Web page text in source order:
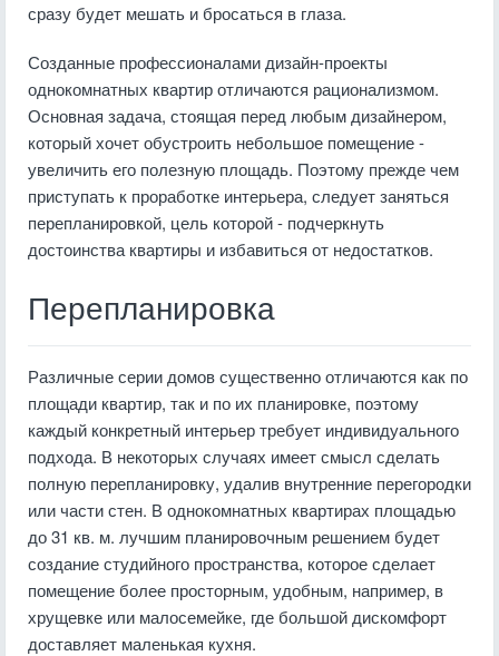
сразу будет мешать и бросаться в глаза.
Созданные профессионалами дизайн-проекты
однокомнатных квартир отличаются рационализмом.
Основная задача, стоящая перед любым дизайнером,
который хочет обустроить небольшое помещение -
увеличить его полезную площадь. Поэтому прежде чем
приступать к проработке интерьера, следует заняться
перепланировкой, цель которой - подчеркнуть
достоинства квартиры и избавиться от недостатков.
Перепланировка
Различные серии домов существенно отличаются как по
площади квартир, так и по их планировке, поэтому
каждый конкретный интерьер требует индивидуального
подхода. В некоторых случаях имеет смысл сделать
полную перепланировку, удалив внутренние перегородки
или части стен. В однокомнатных квартирах площадью
до 31 кв. м. лучшим планировочным решением будет
создание студийного пространства, которое сделает
помещение более просторным, удобным, например, в
хрущевке или малосемейке, где большой дискомфорт
доставляет маленькая кухня.